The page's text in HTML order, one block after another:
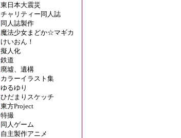
東日本大震災
チャリティー同人誌
同人誌製作
魔法少女まどか☆マギカ
けいおん！
擬人化
鉄道
廃墟、遺構
カラーイラスト集
ゆるゆり
ひだまりスケッチ
東方Project
特撮
同人ゲーム
自主製作アニメ